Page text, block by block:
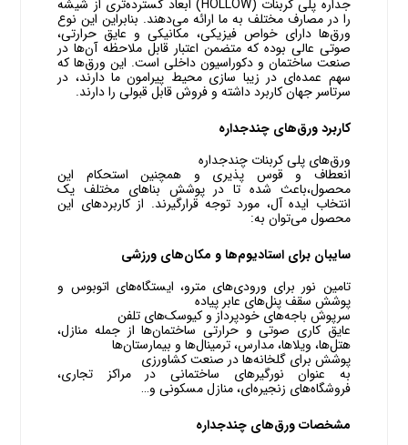
جداره پلی کربنات (HOLLOW) ابعاد گسترده‌تری از شیشه
را در مصارف مختلف به ما ارائه می‌دهند. بنابراین این نوع
ورق‌ها دارای خواص فیزیکی، مکانیکی و عایق حرارتی،
صوتی عالی بوده که متضمن اعتبار قابل ملاحظه آن‌ها در
صنعت ساختمان و دکوراسیون داخلی است. این ورق‌ها که
سهم عمده‌ای در زیبا سازی محیط پیرامون ما دارند، در
سرتاسر جهان کاربرد داشته و فروش قابل قبولی را دارند.
کاربرد ورق‌های چندجداره
ورق‌های پلی کربنات چندجداره
انعطاف و قوس پذیری و همچنین استحکام این
محصول،باعث شده تا در پوشش بناهای مختلف یک
انتخاب ایده آل، مورد توجه قرارگیرند. از کاربردهای این
محصول می‌توان به:
سایبان برای استادیوم‌ها و مکان‌های ورزشی
تامین نور برای ورودی‌های مترو، ایستگاه‌های اتوبوس و
پوشش سقف پنل‌های عابر پیاده
سرپوش باجه‌های خودپرداز و کیوسک‌های تلفن
عایق کاری صوتی و حرارتی ساختمان‌ها از جمله منازل،
هتل‌ها، ویلاها، مدارس، ترمینال‌ها و بیمارستان‌ها
پوشش برای گلخانه‌ها در صنعت کشاورزی
به عنوان نورگیرهای ساختمانی در مراکز تجاری،
فروشگاه‌های زنجیره‌ای، منازل مسکونی و…
مشخصات ورق‌های چندجداره